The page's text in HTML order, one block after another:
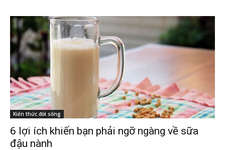
Kiến thức đời sống
6 lợi ích khiến bạn phải ngỡ ngàng về sữa
đậu nành